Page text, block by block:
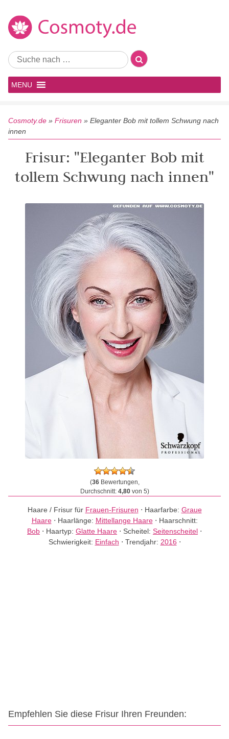
MENU
Cosmoty.de » Frisuren » Eleganter Bob mit tollem Schwung nach
innen
Frisur: "Eleganter Bob mit
tollem Schwung nach innen"
(36Bewertungen,
Durchschnitt: 4,80von 5)
Haare / Frisur für Frauen-Frisuren ⋅ Haarfarbe: Graue
Haare⋅ Haarlänge: Mittellange Haare⋅ Haarschnitt:
Bob ⋅ Haartyp: Glatte Haare ⋅ Scheitel: Seitenscheitel ⋅
Schwierigkeit: Einfach ⋅ Trendjahr: 2016 ⋅
Empfehlen Sie diese Frisur Ihren Freunden: